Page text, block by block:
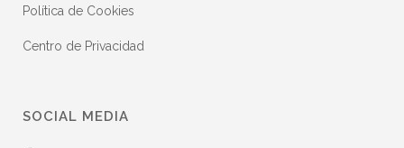
Política de Cookies
Centro de Privacidad
SOCIAL MEDIA